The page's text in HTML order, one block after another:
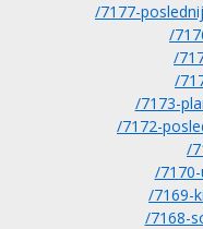
/7177-
/
/
/
/7173-
/7172-
/
/
/7169-
/7168-